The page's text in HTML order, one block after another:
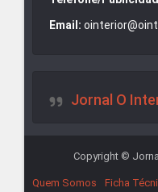
Email:
Jornal O
Copyright ©
Quem Somos Ficha